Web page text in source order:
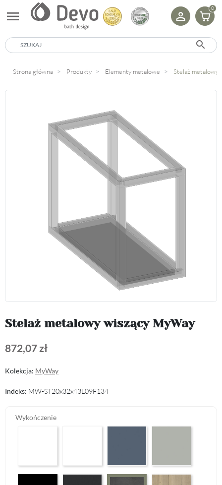
menu 0
search
Strona główna Produkty Elementy metalowe Stelaż metalowy
Stelaż metalowy wiszący MyWay
872,07 zł
Kolekcja: MyWay
Indeks: MW-ST20x32x43L09F134
Wykończenie
Czarny Mat Orchidea Nera F56
Graphite Paintflow Premier F132